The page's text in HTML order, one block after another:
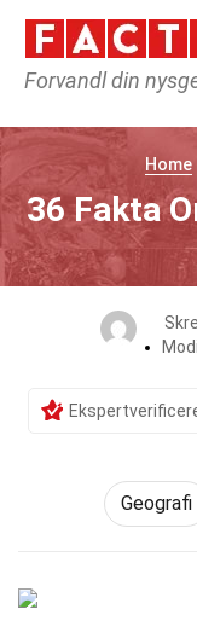
Forvandl din
Home
36 Fakta
Geografi